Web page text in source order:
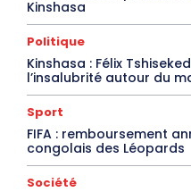
Kinshasa
Politique
Kinshasa : Félix
l’insalubrité autour du
Sport
FIFA : remboursement
congolais des Léopards
Société